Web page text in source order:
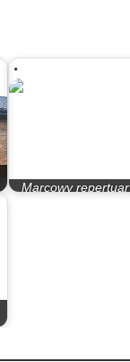
Marcowy repertuar